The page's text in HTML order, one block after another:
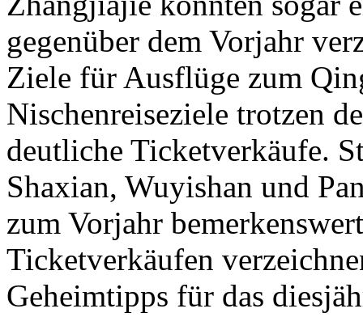
gegenüber dem Vorjahr
Ziele für Ausflüge zum
Nischenreiseziele trotzen
deutliche Ticketverkäufe.
Shaxian, Wuyishan und
zum Vorjahr
Ticketverkäufen
Geheimtipps für das